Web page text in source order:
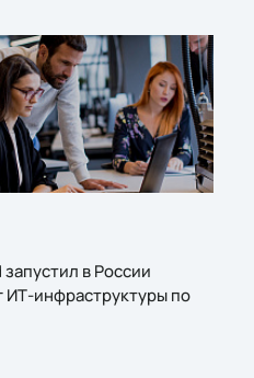
в России
ИТ-инфраструктуры по